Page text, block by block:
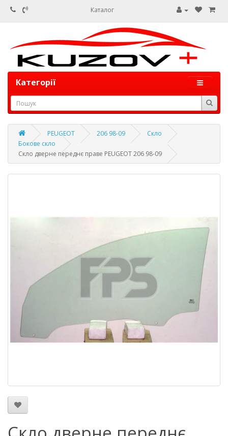
Каталог
Категорії
PEUGEOT 206 98-09
Скло
Бокове скло
Скло дверне переднє праве PEUGEOT 206 98-09